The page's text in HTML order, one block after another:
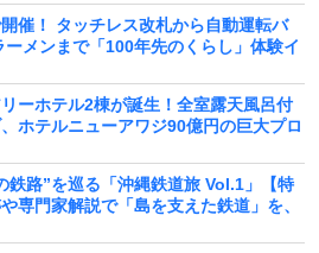
催！ タッチレス改札から自動運転バ
メンまで「100年先のくらし」体験イ
ーホテル2棟が誕生！全室露天風呂付
ホテルニューアワジ90億円の巨大プロ
鉄路”を巡る「沖縄鉄道旅 Vol.1」【特
専門家解説で「島を支えた鉄道」を、